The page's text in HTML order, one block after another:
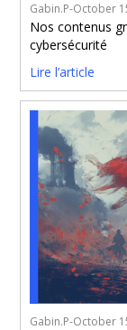
Gabin.P-October
Nos contenus
cybersécurité
Lire l’article
Gabin.P-October